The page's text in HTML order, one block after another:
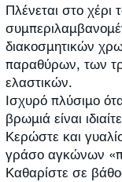
Πλένεται στο χέρι
διακοσμητικών
παραθύρων, των
ελαστικών.
Ισχυρό πλύσιμο
βρωμιά είναι
Κερώστε και
γράσο αγκώνων
Καθαρίστε σε